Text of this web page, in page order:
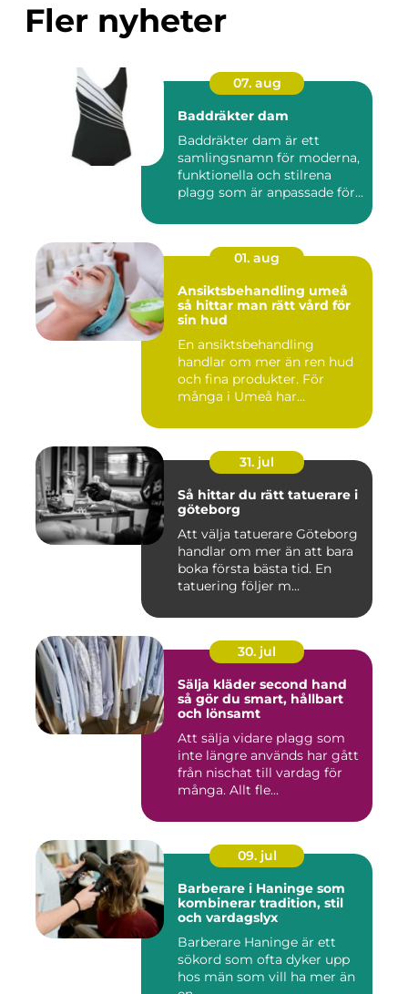
Fler nyheter
07. aug
Baddräkter dam
Baddräkter dam är ett
samlingsnamn för moderna,
funktionella och stilrena
plagg som är anpassade för...
01. aug
Ansiktsbehandling umeå
så hittar man rätt vård för
sin hud
En ansiktsbehandling
handlar om mer än ren hud
och fina produkter. För
många i Umeå har
31. jul
Så hittar du rätt tatuerare i
göteborg
Att välja tatuerare Göteborg
handlar om mer än att bara
boka första bästa tid. En
tatuering följer m...
30. jul
Sälja kläder second hand
så gör du smart, hållbart
och lönsamt
Att sälja vidare plagg som
inte längre används har gått
från nischat till vardag för
många. Allt fle...
09. jul
Barberare i Haninge som
kombinerar tradition, stil
och vardagslyx
Barberare Haninge är ett
sökord som ofta dyker upp
hos män som vill ha mer än